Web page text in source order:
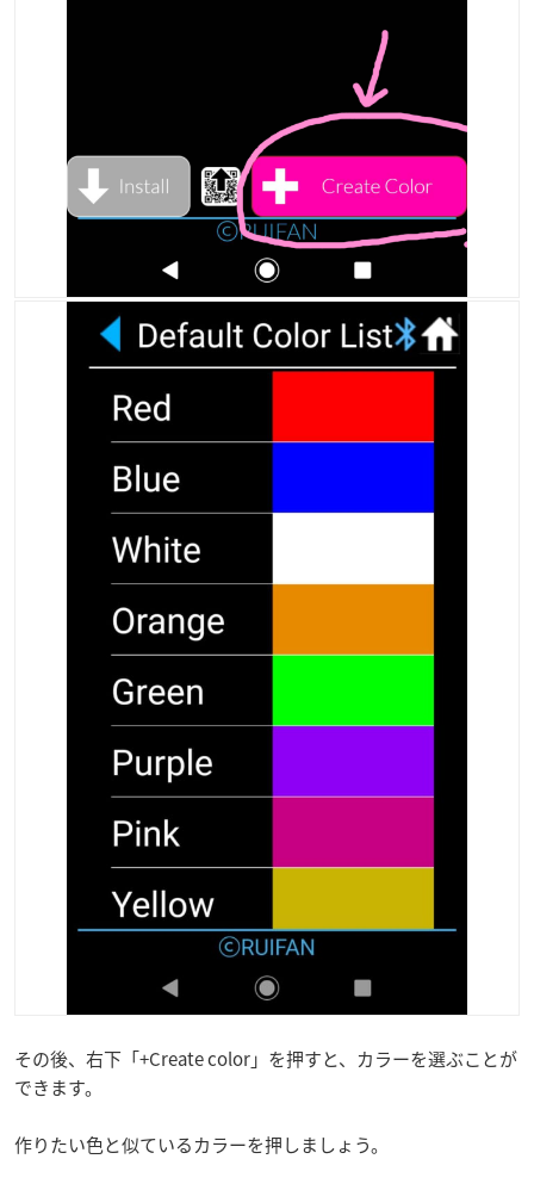
その後、右下「+Create color」を押すと、カラーを選ぶことが
できます。
作りたい色と似ているカラーを押しましょう。